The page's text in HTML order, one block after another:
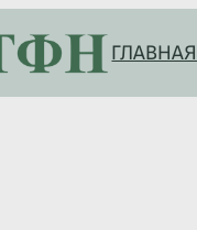
ГЛАВНАЯ